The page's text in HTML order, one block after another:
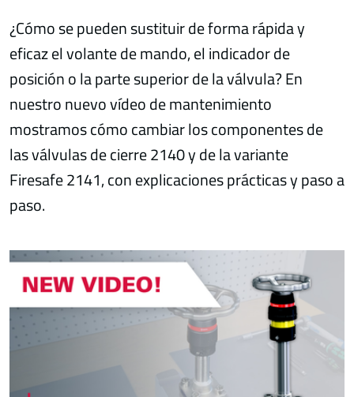
¿Cómo se pueden sustituir de forma rápida y
eficaz el volante de mando, el indicador de
posición o la parte superior de la válvula? En
nuestro nuevo vídeo de mantenimiento
mostramos cómo cambiar los componentes de
las válvulas de cierre 2140 y de la variante
Firesafe 2141, con explicaciones prácticas y paso a
paso.